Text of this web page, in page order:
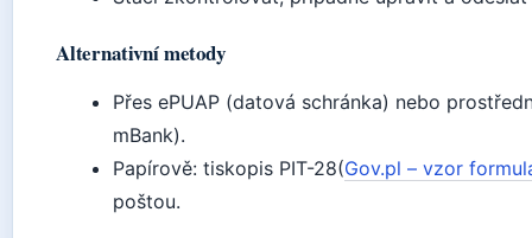
Alternativní metody
Přes ePUAP (datová schránka) nebo
mBank).
Papírově: tiskopis PIT-28(Gov.pl – vzor
poštou.